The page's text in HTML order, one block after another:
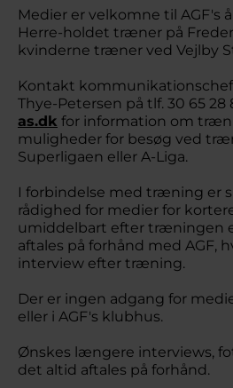
Medier er velkomne til AGF's
Herre-holdet træner på
kvinderne træner ved Vejlby
Kontakt kommunikationschef
Thye-Petersen på tlf. 30 65 28
as.dk for information om
muligheder for besøg ved
Superligaen eller A-Liga.
I forbindelse med træning er
rådighed for medier for
umiddelbart efter træningen
aftales på forhånd med AGF,
interview efter træning.
Der er ingen adgang for
eller i AGF's klubhus.
Ønskes længere interviews,
det altid aftales på forhånd.